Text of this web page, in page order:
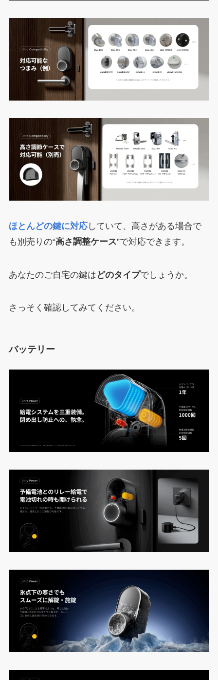
ほとんどの鍵に対応していて、高さがある場合で
も別売りの“高さ調整ケース”で対応できます。
あなたのご自宅の鍵は どのタイプでしょうか。
さっそく確認してみてください。
バッテリー